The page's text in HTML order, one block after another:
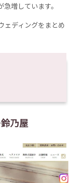
増しています。
ェディングをまとめ
乃屋